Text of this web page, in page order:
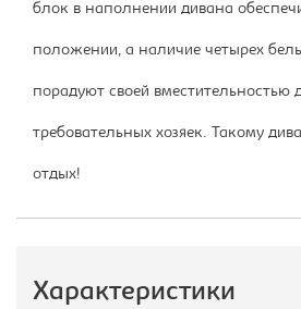
блок в наполнении дивана
положении, а наличие четырех
порадуют своей вместительностью
требовательных хозяек. Такому
отдых!
Характеристики